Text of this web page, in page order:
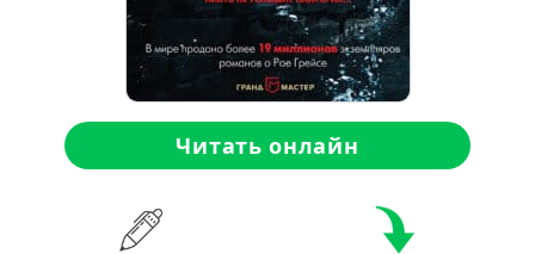
Читать онлайн